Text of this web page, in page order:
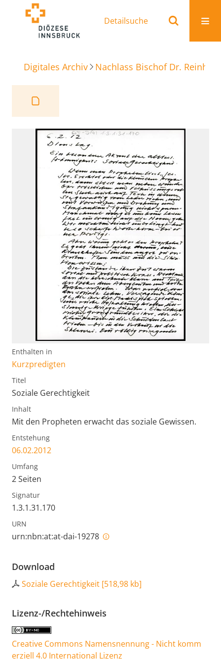
Detailsuche
Digitales Archiv Nachlass Bischof Dr.
Enthalten in
Kurzpredigten
Titel
Soziale Gerechtigkeit
Inhalt
Mit den Propheten erwacht das soziale Gewissen.
Entstehung
06.02.2012
Umfang
2 Seiten
Signatur
1.3.1.31.170
URN
urn:nbn:at:at-dai-19278
Download
Soziale Gerechtigkeit [518,98 kb]
Lizenz-/Rechtehinweis
Creative Commons Namensnennung - Nicht komm
erziell 4.0 International Lizenz